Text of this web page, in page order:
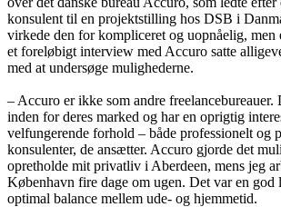
konsulent til en projektstilling hos DSB i
virkede den for kompliceret og uopnåelig, men
et foreløbigt interview med Accuro satte
med at undersøge mulighederne.
– Accuro er ikke som andre
inden for deres marked og har en oprigtig
velfungerende forhold – både professionelt og
konsulenter, de ansætter. Accuro gjorde det
opretholde mit privatliv i Aberdeen, mens jeg
København fire dage om ugen. Det var en god
optimal balance mellem ude- og hjemmetid.